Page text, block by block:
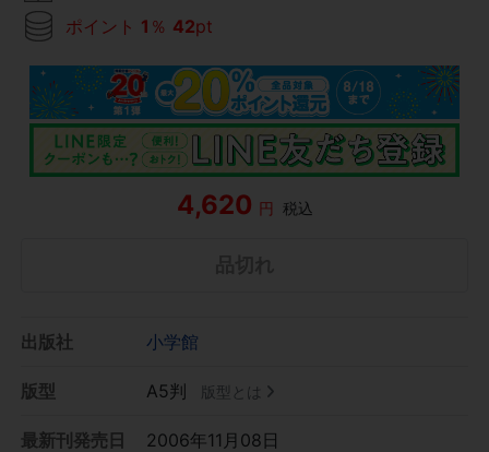
ポイント 1 ％ 42pt
4,620 円 税込
出版社 小学館
版型 A5判 版型とは
最新刊発売日 2006年11月08日